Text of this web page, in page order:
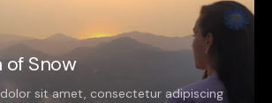
of Snow
sit amet, consectetur adipiscing